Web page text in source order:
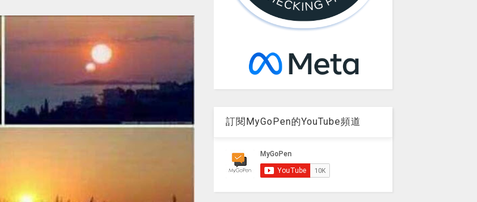
訂閱MyGoPen的YouTube頻道